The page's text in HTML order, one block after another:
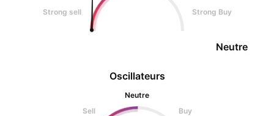
Oscillateurs
Neutre
Sell
Buy
Strong sell Strong Buy
Neutre